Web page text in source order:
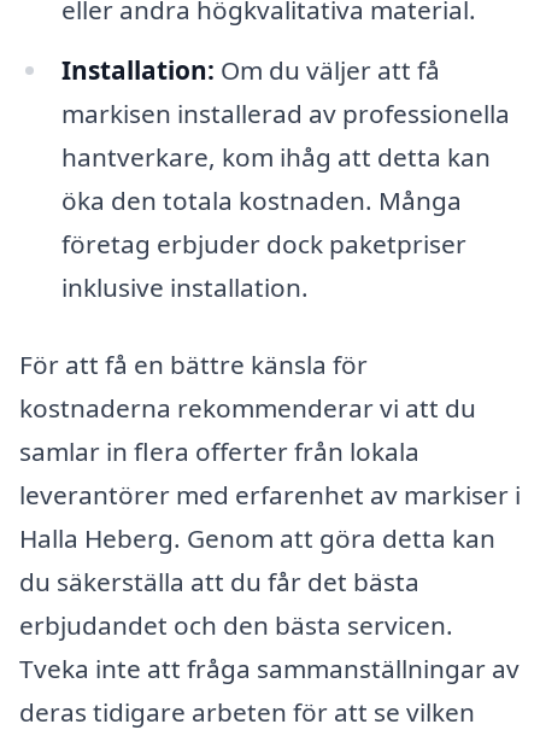
eller andra högkvalitativa material.
Installation: Om du väljer att få
markisen installerad av professionella
hantverkare, kom ihåg att detta kan
öka den totala kostnaden. Många
företag erbjuder dock paketpriser
inklusive installation.
För att få en bättre känsla för
kostnaderna rekommenderar vi att du
samlar in flera offerter från lokala
leverantörer med erfarenhet av markiser i
Halla Heberg. Genom att göra detta kan
du säkerställa att du får det bästa
erbjudandet och den bästa servicen.
Tveka inte att fråga sammanställningar av
deras tidigare arbeten för att se vilken